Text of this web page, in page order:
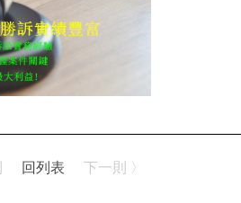
回列表 下一則 〉